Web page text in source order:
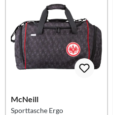
McNeill
Sporttasche Ergo